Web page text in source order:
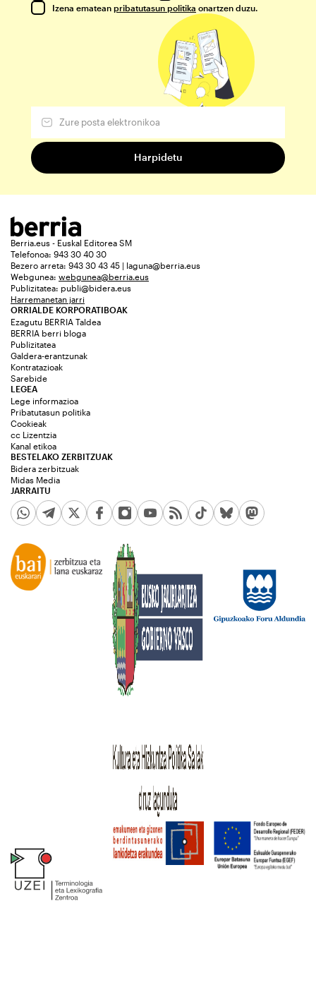
Izena ematean pribatutasun politika onartzen duzu.
Berria.eus - Euskal Editorea SM
Telefonoa: 943 30 40 30
Bezero arreta: 943 30 43 45 | laguna@berria.eus
Webgunea: webgunea@berria.eus
Publizitatea: publi@bidera.eus
Harremanetan jarri
ORRIALDE KORPORATIBOAK
Ezagutu BERRIA Taldea
BERRIA berri bloga
Publizitatea
Galdera-erantzunak
Kontratazioak
Sarebide
JARRAITU
LEGEA
Lege informazioa
Pribatutasun politika
Cookieak
cc Lizentzia
Kanal etikoa
BESTELAKO ZERBITZUAK
Bidera zerbitzuak
Midas Media